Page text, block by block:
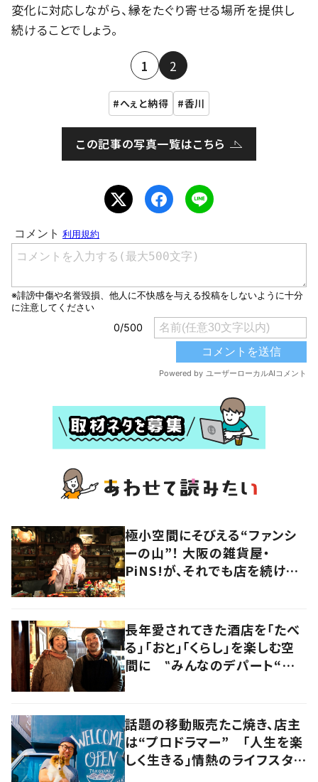
変化に対応しながら、縁をたぐり寄せる場所を提供し
続けることでしょう。
1 2
へぇと納得 香川
この記事の写真一覧はこちら
極小空間にそびえる“ファンシ
ーの山”！ 大阪の雑貨屋・
PiNS!が、それでも店を続ける
長年愛されてきた酒店を「たべ
る」「おと」「くらし」を楽しむ空
間に ‟みんなのデパート“の
話題の移動販売たこ焼き、店主
は“プロドラマー” 「人生を楽
しく生きる」情熱のライフスタイ